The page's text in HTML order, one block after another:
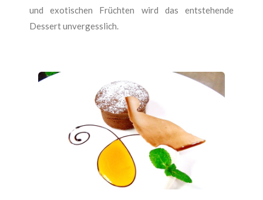
und exotischen Früchten wird das entstehende
Dessert unvergesslich.